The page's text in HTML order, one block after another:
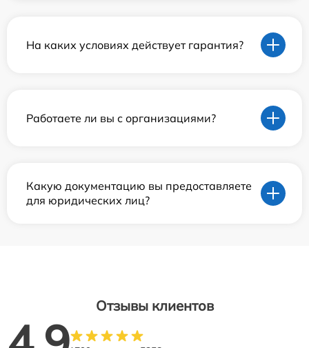
На каких условиях действует гарантия?
Работаете ли вы с организациями?
Какую документацию вы предоставляете
для юридических лиц?
Отзывы клиентов